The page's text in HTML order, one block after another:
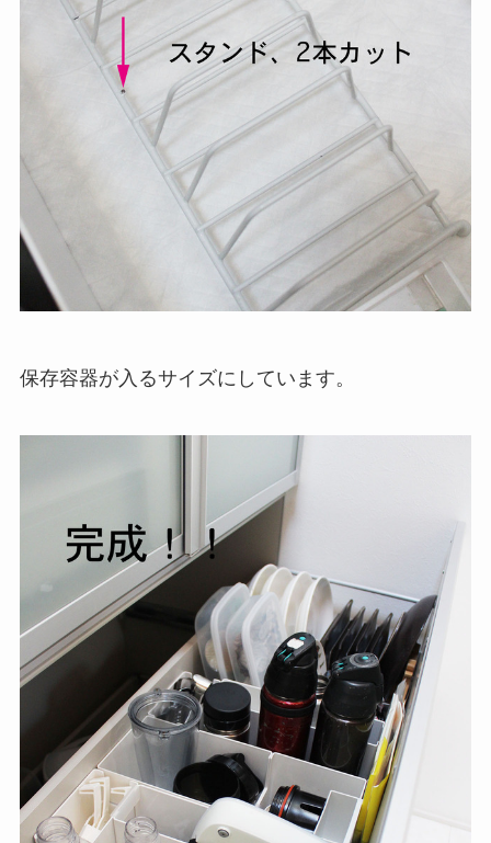
保存容器が入るサイズにしています。